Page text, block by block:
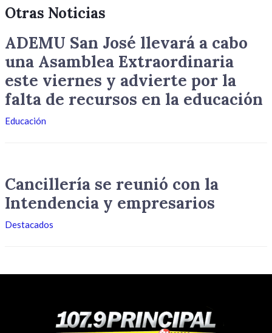
Otras Noticias
ADEMU San José llevará a cabo
una Asamblea Extraordinaria
este viernes y advierte por la
falta de recursos en la educación
Educación
Cancillería se reunió con la
Intendencia y empresarios
Destacados